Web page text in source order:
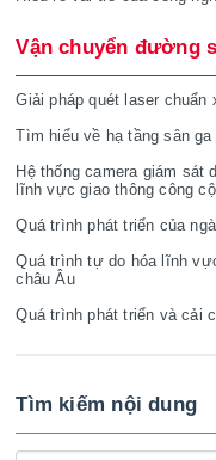
Vận chuyển đường
Giải pháp quét laser
Tìm hiểu về hạ tầng sân
Hệ thống camera giám sát
lĩnh vực giao thông công
Quá trình phát triển của
Quá trình tự do hóa lĩnh
châu Âu
Quá trình phát triển và cải
Tìm kiếm nội dung